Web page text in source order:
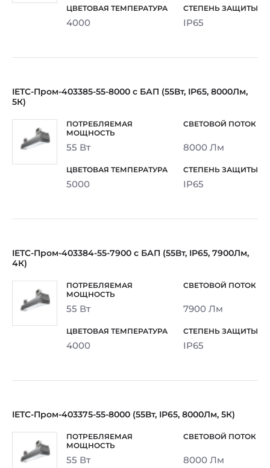
4000 IP65
IETC-Пром-403385-55-8000 с БАП (55Вт, IP65, 8000Лм,
5К)
55 Вт 8000 Лм
5000 IP65
IETC-Пром-403384-55-7900 с БАП (55Вт, IP65, 7900Лм,
4К)
55 Вт 7900 Лм
4000 IP65
IETC-Пром-403375-55-8000 (55Вт, IP65, 8000Лм, 5К)
55 Вт 8000 Лм